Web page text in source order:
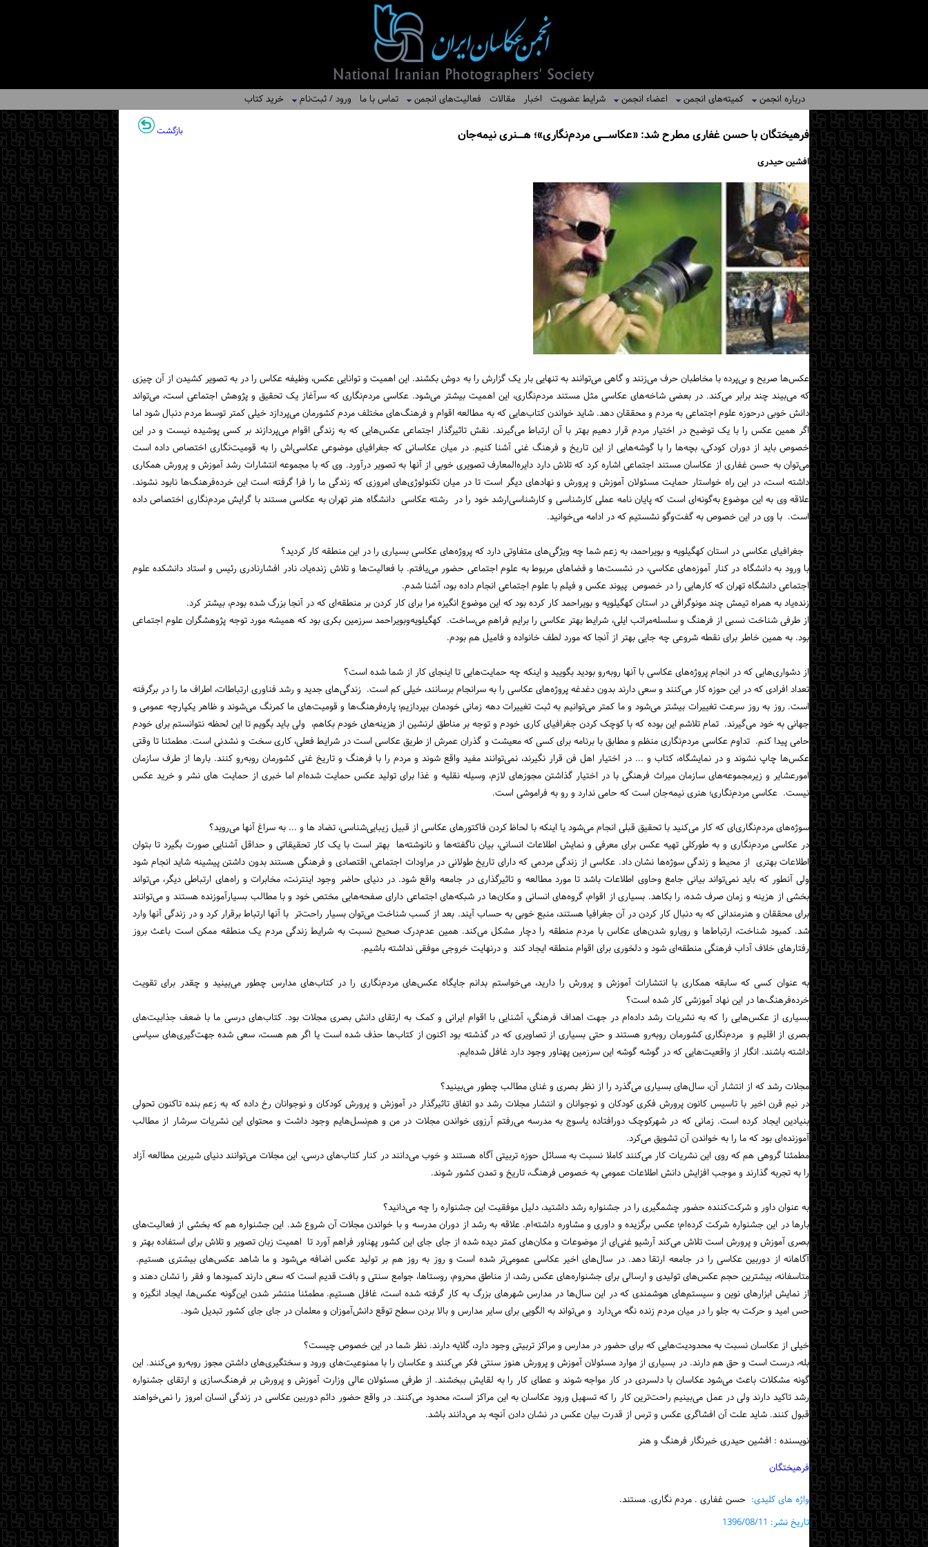
درباره انجمن کمیته‌های انجمن اعضاء انجمن شرایط عضویت اخبار مقالات فعالیت‌های انجمن تماس با ما ورود / ثبت‌نام خرید کتاب
بازگشت فرهیختگان با حسن غفاری مطرح شد: «عکاســی مردم‌نگاری»؛ هــنری نیمه‌جان
افشین حیدری
عکس‌ها صریح و بی‌پرده با مخاطبان حرف می‌زنند و گاهی می‌توانند به تنهایی بار یک گزارش را به دوش بکشند. این اهمیت و توانایی عکس، وظیفه عکاس را در به تصویر کشیدن از آن چیزی
که می‌بیند چند برابر می‌کند. در بعضی شاخه‌های عکاسی مثل مستند مردم‌نگاری، این اهمیت بیشتر می‌شود. عکاسى مردم‌نگارى که سرآغاز یک تحقیق و پژوهش اجتماعى است، می‌تواند
دانش خوبی درحوزه علوم اجتماعی به مردم و محققان دهد. شاید خواندن کتاب‌هایی که به مطالعه اقوام و فرهنگ‌های مختلف مردم کشورمان می‌پردازد خیلی کمتر توسط مردم دنبال شود اما
اگر همین عکس را با یک توضیح در اختیار مردم قرار دهیم بهتر با آن ارتباط می‌گیرند. نقش تاثیرگذار اجتماعی عکس‌هایی که به زندگی اقوام می‌پردازند بر کسی پوشیده نیست و در این
خصوص باید از دوران کودکی، بچه‌ها را با گوشه‌هایی از این تاریخ و فرهنگ غنی آشنا کنیم. در میان عکاسانی که جغرافیاى موضوعى عکاسى‌اش را به قومیت‌نگاری اختصاص داده است
می‌توان به حسن غفاری از عکاسان مستند اجتماعی اشاره کرد که تلاش دارد دایره‌المعارف تصویری خوبی از آنها به تصویر درآورد. وی که با مجموعه انتشارات رشد آموزش و پرورش همکاری‌
داشته است، در این راه خواستار حمایت مسئولان آموزش و پرورش و نهادهای دیگر است تا در میان تکنولوژی‌های امروزی که زندگی ما را فرا گرفته است این خرده‌فرهنگ‌ها نابود نشوند.
علاقه وی به این موضوع به‌گونه‌ای است که پایان نامه عملی کارشناسی و کارشناسی‌ارشد خود را در رشته عکاسی دانشگاه هنر تهران به عکاسی مستند با گرایش مردم‌نگاری اختصاص داده
است. با وی در این خصوص به گفت‌و‌گو نشستیم که در ادامه می‌خوانید.
جغرافیای عکاسی در استان کهگیلویه و بویر‌احمد، به زعم شما چه ویژگی‌های متفاوتی دارد که پروژه‌های عکاسی بسیاری را در این منطقه کار کردید؟
با ورود به دانشگاه در کنار آموزه‌های عکاسی، در نشست‌ها و فضاهای مربوط به علوم اجتماعی حضو‌ر می‌یافتم. با فعالیت‌ها و تلاش زنده‌یاد، نادر افشارنادری رئیس و استاد دانشکده علوم
اجتماعی دانشگاه تهران که کارهایی را در خصوص پیوند عکس و فیلم با علوم اجتماعی انجام داده بود، آشنا شدم.
زنده‌یاد به همراه تیمش چند مونوگرافی در استان کهگیلویه و بویراحمد کار کرده بود که این موضوع انگیزه مرا برای کار کردن بر منطقه‌ای که در آنجا بزرگ شده بودم، بیشتر کرد.
از طرفی شناخت نسبی از فرهنگ و سلسله‌مراتب ایلی، شرایط بهتر عکاسی را برایم فراهم می‌ساخت. کهگیلویه‌وبویراحمد سرزمین بکری بود که همیشه مورد توجه پژوهشگران علوم اجتماعی
بود. به همین خاطر برای نقطه شروعی چه جایی بهتر از آنجا که مورد لطف خانواده و فامیل هم بودم.
از دشواری‌هایی که در انجام پروژه‌های عکاسی با آنها روبه‌رو بودید بگویید و اینکه چه حمایت‌هایی تا اینجای کار از شما شده است؟
تعداد افرادی‌ که در این حوزه کار می‌کنند و سعی دارند بدون دغدغه پروژه‌های عکاسی را به سرانجام برسانند، خیلی کم است. زندگی‌های جدید و رشد فناوری ارتباطات، اطراف ما را در برگرفته
است. روز به روز سرعت تغییرات بیشتر می‌شود و ما کمتر می‌توانیم به ثبت تغییرات دهه زمانی خودمان بپردازیم؛ پاره‌فرهنگ‌ها و قومیت‌های ما کمرنگ می‌شوند و ظاهر یکپارچه عمومی و
جهانی به خود می‌گیرند. تمام تلاشم این بوده که با کوچک کردن جغرافیای کاری خودم و توجه بر مناطق لرنشین از هزینه‌های خودم بکاهم، ولی باید بگویم تا این لحظه نتوانستم برای خودم
حامی پیدا کنم. تداوم عکاسی مردم‌نگاری منظم و مطابق با برنامه برای کسی که معیشت و گذران عمرش از طریق عکاسی است در شرایط فعلی، کاری سخت و نشدنی است. مطمئنا تا وقتی
عکس‌ها چاپ نشوند و در نمایشگاه، کتاب و ... در اختیار اهل فن قرار نگیرند، نمی‌توانند مفید واقع شوند و مردم را با فرهنگ و تاریخ غنی کشورمان روبه‌رو کنند. بارها از طرف سازمان
امورعشایر و زیرمجموعه‌های سازمان میراث فرهنگی با در اختیار گذاشتن مجوزهای لازم، وسیله نقلیه و غذا برای تولید عکس حمایت شده‌ام اما خبری از حمایت های نشر و خرید عکس
نیست. عکاسی مردم‌نگاری؛ هنری نیمه‌جان است که حامی ندارد و رو به فراموشی است.
سوژه‌های مردم‌نگاری‌ای که کار می‌کنید با تحقیق قبلی انجام می‌شود یا اینکه با لحاظ کردن فاکتورهای عکاسی از قبیل زیبایی‌شناسی، تضاد ها و ... به سراغ آنها می‌روید؟
در عکاسی مردم‌نگاری و به طورکلی تهیه عکس برای معرفی و نمایش اطلاعات انسانی، بیان ناگفته‌ها و نانوشته‌ها بهتر است با یک کار تحقیقاتی و حداقل آشنایی صورت بگیرد تا بتوان
اطلاعات بهتری از محیط و زندگی سوژه‌ها نشان داد. عکاسی از زندگی مردمی که دارای تاریخ طولانی در مراودات اجتماعی، اقتصادی و فرهنگی هستند بدون داشتن پیشینه شاید انجام شود
ولی آنطور که باید نمی‌تواند بیانی جامع وحاوی اطلاعات باشد تا مورد مطالعه و تاثیرگذاری در جامعه واقع شود. در دنیای حاضر وجود اینترنت، مخابرات و راه‌های ارتباطی دیگر، می‌تواند
بخشی از هزینه و زمان صرف شده، را بکاهد. بسیاری از اقوام، گروه‌های انسانی و مکان‌ها در شبکه‌های اجتماعی دارای صفحه‌هایی مختص خود و با مطالب بسیارآموزنده هستند و می‌توانند
برای محققان و هنرمندانی که به دنبال کار کردن در آن جغرافیا هستند، منبع خوبی به حساب آیند. بعد از کسب شناخت می‌توان بسیار راحت‌تر با آنها ارتباط برقرار کرد و در زندگی آنها وارد
شد. کمبود شناخت، ارتباط‌ها و رویارو شدن‌های عکاس با مردم منطقه را دچار مشکل می‌کند. همین عدم‌درک صحیح نسبت به شرایط زندگی مردم یک منطقه ممکن است باعث بروز
رفتارهای خلاف آداب فرهنگی منطقه‌ای شود و دلخوری برای اقوام منطقه ایجاد کند و درنهایت خروجی موفقی نداشته باشیم.
به عنوان کسی که سابقه همکاری با انتشارات آموزش و پرورش را دارید، می‌خواستم بدانم جایگاه عکس‌های مردم‌نگاری را در کتاب‌های مدارس چطور می‌بینید و چقدر برای تقویت
خرده‌فرهنگ‌ها در این نهاد آموزشی کار شده است؟
بسیاری از عکس‌هایی را که به نشریات رشد داده‌ام در جهت اهداف فرهنگی، آشنایی با اقوام ایرانی و کمک به ارتقای دانش بصری مجلات بود. کتاب‌های درسی ما با ضعف جذابیت‌های
بصری از اقلیم و مردم‌نگاری کشورمان روبه‌رو هستند و حتی بسیاری از تصاویری که در گذشته بود اکنون از کتاب‌ها حذف شده است یا اگر هم هست، سعی شده جهت‌گیری‌های سیاسی
داشته باشند. انگار از واقعیت‌هایی که در گوشه گوشه این سرزمین پهناور وجود دارد غافل شده‌ایم.
مجلات رشد که از انتشار آن، سال‌های بسیاری می‌گذرد را از نظر بصری و غنای مطالب چطور می‌بینید؟
در نیم قرن اخیر با تاسیس کانون پرورش فکری کودکان و نوجوانان و انتشار مجلات رشد دو اتفاق تاثیر‌گذار در آموزش و پرورش کودکان و نوجوانان رخ داده که به زعم بنده تاکنون تحولی
بنیادین ایجاد کرده است. زمانی که در شهرکوچک دورافتاده یاسوج به مدرسه می‌رفتم آرزوی خواندن مجلات در من و هم‌نسل‌هایم وجود داشت و محتوای این نشریات سرشار از مطالب
آموزنده‌ای بود که ما را به خواندن آن تشویق می‌کرد.
مطمئنا گروهی هم که روی این نشریات کار می‌کنند کاملا نسبت به مسائل حوزه تربیتی آگاه هستند و خوب می‌دانند در کنار کتاب‌های درسی، این مجلات می‌توانند دنیای شیرین مطالعه آزاد
را به تجربه گذارند و موجب افزایش دانش اطلاعات عمومی به‌ خصوص فرهنگ، تاریخ و تمدن کشور شوند.
به عنوان داور و شرکت‌کننده حضور چشمگیری را در جشنواره رشد داشتید، دلیل موفقیت این جشنواره را چه می‌دانید؟
بارها در این جشنواره شرکت کرده‌ام؛ عکس برگزیده و داوری و مشاوره داشته‌ام. علاقه به رشد از دوران مدرسه و با خواندن مجلات آن شروع شد. این جشنواره هم که بخشی از فعالیت‌های
بصری آموزش و پرورش است تلاش می‌کند آرشیو غنی‌ای از موضوعات و مکان‌های کمتر دیده شده از جای جای این کشور پهناور فراهم آورد تا اهمیت زبان تصویر و تلاش برای استفاده بهتر و
آگاهانه از دوربین عکاسی را در جامعه ارتقا دهد. در سال‌های اخیر عکاسی عمومی‌تر شده است و روز به روز هم بر تولید عکس اضافه می‌شود و ما شاهد عکس‌های بیشتری هستیم.
متاسفانه، بیشترین حجم عکس‌های تولیدی و ارسالی برای جشنواره‌های عکس رشد، از مناطق محروم، روستاها، جوامع سنتی و بافت قدیم است که سعی دارند کمبودها و فقر را نشان دهند و
از نمایش ابزارهای نوین و سیستم‌های هوشمندی که در این سال‌ها در مدارس شهرهای بزرگ به کار گرفته شده است، غافل هستیم. مطمئنا منتشر شدن این‌گونه عکس‌ها، ایجاد انگیزه و
حس امید و حرکت به جلو را در میان مردم زنده نگه می‌دارد و می‌تواند به الگو‌یی برای سایر مدارس و بالا بردن سطح توقع دانش‌آموزان و معلمان در جای جای کشور تبدیل شود.
خیلی از عکاسان نسبت به محدودیت‌هایی که برای حضور در مدارس و مراکز تربیتی وجود دارد‌، گلایه دارند. نظر شما در این خصوص چیست؟
بله، درست است و حق هم دارند. در بسیاری از موارد مسئولان آموزش و پرورش هنوز سنتی فکر می‌کنند و عکاسان را با ممنوعیت‌های ورود و سختگیری‌های داشتن مجوز روبه‌رو می‌کنند. این
گونه مشکلات باعث می‌شود عکاسان با دلسردی در کار مواجه شوند و عطای کار را به لقایش ببخشند. از طرفی مسئولان عالی وزارت آموزش و پرورش بر فرهنگ‌سازی و ارتقای جشنواره
رشد تاکید دارند ولی در عمل می‌بینیم راحت‌ترین کار را که تسهیل ورود عکاسان به این مراکز است، محدود می‌کنند. در واقع حضور دائم دوربین عکاسی در زندگی انسان امروز را نمی‌خواهند
قبول کنند. شاید علت آن افشاگری عکس و ترس از قدرت بیان عکس در نشان دادن آنچه بد می‌دانند باشد.
نویسنده : افشین حیدری خبرنگار فرهنگ و هنر
فرهیختگان
واژه های کلیدی: حسن غفاری . مردم نگاری. مستند.
تاریخ نشر: 1396/08/11